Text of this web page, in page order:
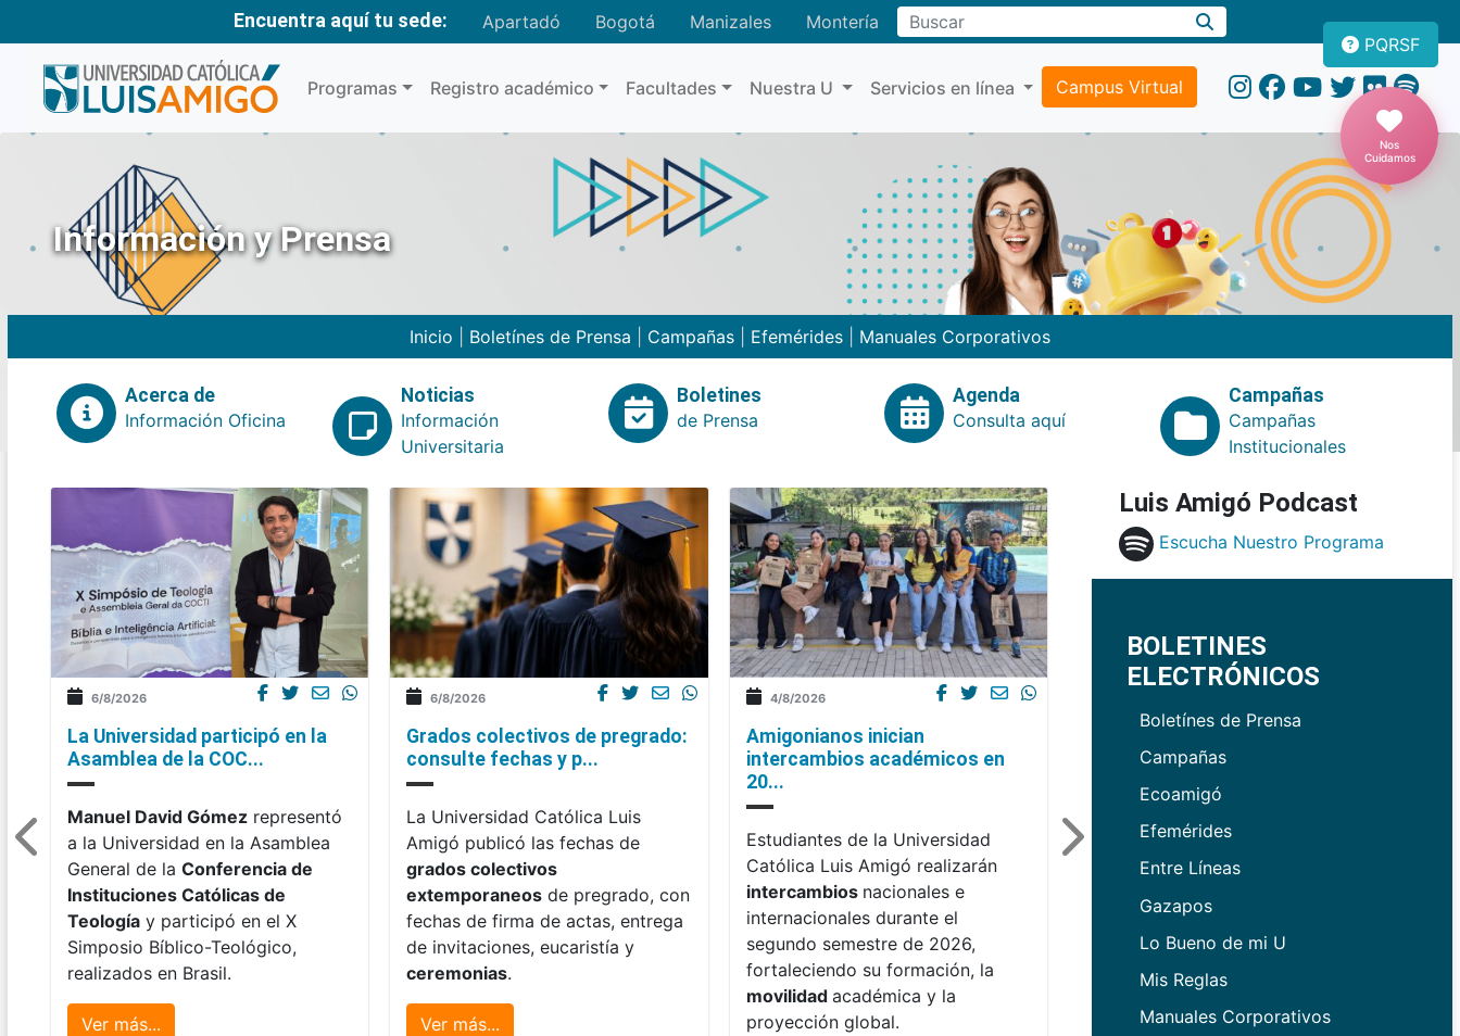
Encuentra aquí tu sede: Apartadó Bogotá Manizales MonteríaBuscar
Programas Registro académico Facultades Nuestra U Servicios en línea Campus Virtual
PQRSF
Nos
Cuidamos
Información y Prensa
Inicio Boletínes de Prensa Campañas Efemérides Manuales Corporativos
Acerca de
Información Oficina
Noticias
Información
Universitaria
Boletines
de Prensa
Agenda
Consulta aquí
Campañas
Campañas
Institucionales
6/8/2026
La Universidad participó en la
Asamblea de la COC...
Manuel David Gómez representó
a la Universidad en la Asamblea
General de la Conferencia de
Instituciones Católicas de
Teología y participó en el X
Simposio Bíblico-Teológico,
realizados en Brasil.
Ver más...
6/8/2026
Grados colectivos de pregrado:
consulte fechas y p...
La Universidad Católica Luis
Amigó publicó las fechas de
grados colectivos
extemporaneos de pregrado, con
fechas de firma de actas, entrega
de invitaciones, eucaristía y
ceremonias.
Ver más...
4/8/2026
Amigonianos inician
intercambios académicos en
20...
Estudiantes de la Universidad
Católica Luis Amigó realizarán
intercambios nacionales e
internacionales durante el
segundo semestre de 2026,
fortaleciendo su formación, la
movilidad académica y la
proyección global.
Luis Amigó Podcast
Escucha Nuestro Programa
BOLETINES
ELECTRÓNICOS
Boletínes de Prensa
Campañas
Ecoamigó
Efemérides
Entre Líneas
Gazapos
Lo Bueno de mi U
Mis Reglas
Manuales Corporativos